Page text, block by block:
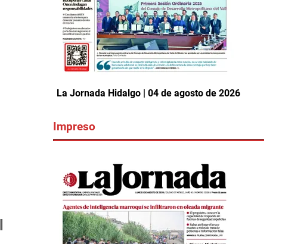
La Jornada Hidalgo | 04 de agosto de 2026
Impreso